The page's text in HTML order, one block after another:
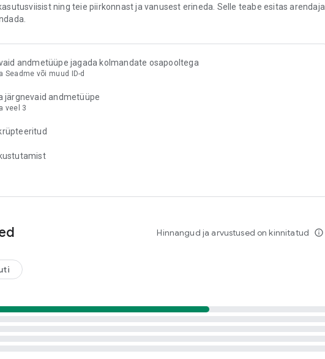
ning teie piirkonnast ja vanusest erineda. Selle teabe esitas arendaja
andmetüüpe jagada kolmandate osapooltega
Seadme või muud ID-d
järgnevaid andmetüüpe
veel 3
Hinnangud ja arvustused on kinnitatud info_outline